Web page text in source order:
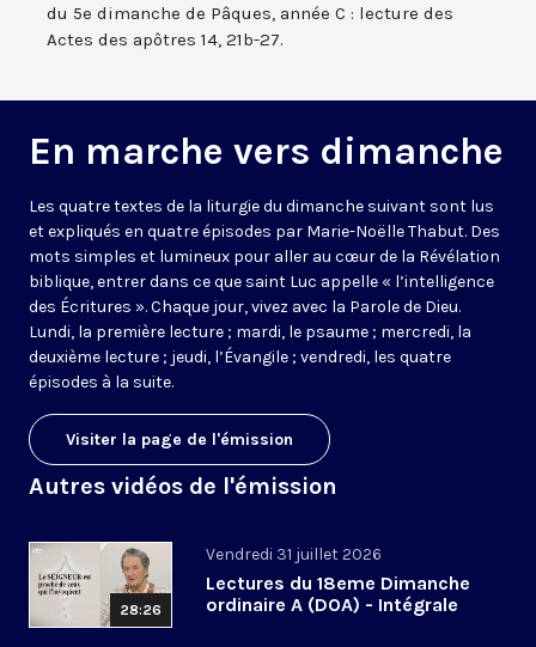
du 5e dimanche de Pâques, année C : lecture des
Actes des apôtres 14, 21b-27.
En marche vers dimanche
Les quatre textes de la liturgie du dimanche suivant sont lus
et expliqués en quatre épisodes par Marie-Noëlle Thabut. Des
mots simples et lumineux pour aller au cœur de la Révélation
biblique, entrer dans ce que saint Luc appelle « l’intelligence
des Écritures ». Chaque jour, vivez avec la Parole de Dieu.
Lundi, la première lecture ; mardi, le psaume ; mercredi, la
deuxième lecture ; jeudi, l’Évangile ; vendredi, les quatre
épisodes à la suite.
Visiter la page de l'émission
Autres vidéos de l'émission
28:26
Vendredi 31 juillet 2026
Lectures du 18eme Dimanche
ordinaire A (DOA) - Intégrale